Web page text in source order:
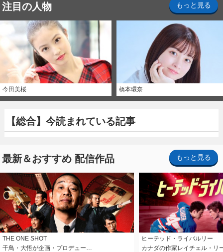
注目の人物 もっと見る
今田美桜 橋本環奈
【総合】今読まれている記事
最新＆おすすめ 配信作品 もっと見る
THE ONE SHOT
千鳥・大悟が企画・プロデュー…
ヒーテッド・ライバルリー
カナダの作家レイチェル・リ